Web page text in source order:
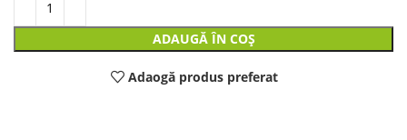
ADAUGĂ ÎN COȘ
Adaogă produs preferat